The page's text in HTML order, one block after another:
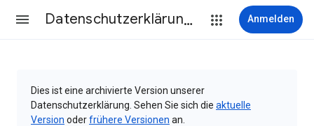
Datenschutzerklärung & Nutzungsbedingungen Anmelden
Dies ist eine archivierte Version unserer
Datenschutzerklärung. Sehen Sie sich die aktuelle
Version oderfrühere Versionen an.